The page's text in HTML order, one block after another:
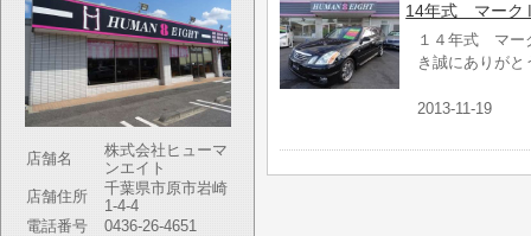
店舗名
株式会社ヒューマ
ンエイト
店舗住所
千葉県市原市岩崎
1-4-4
電話番号
0436-26-4651
14年式 マーク
１４年式 マー
き誠にありが
2013-11-19